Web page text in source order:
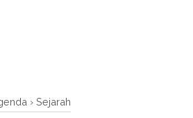
› Sejarah